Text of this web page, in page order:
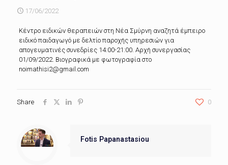
17/06/2022
Κέντρο ειδικών θεραπειών στη Νέα Σμύρνη αναζητά έμπειρο
ειδικό παιδαγωγό με δελτίο παροχής υπηρεσιών για
απογευματινές συνεδρίες 14:00-21:00. Αρχή συνεργασίας
01/09/2022. Βιογραφικά με φωτογραφία στο
noimathisi2@gmail.com
Share 0
Fotis Papanastasiou